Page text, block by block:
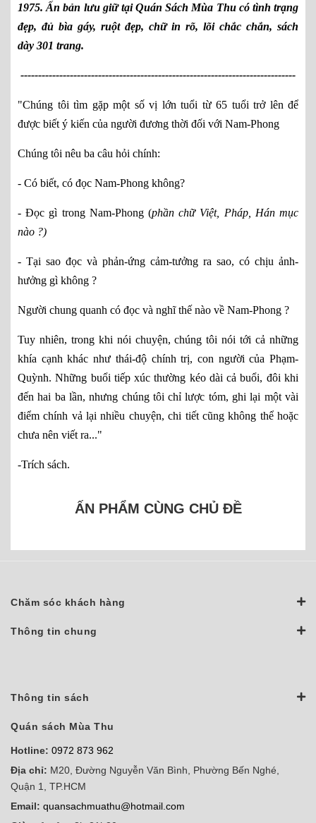
1975. Ấn bản lưu giữ tại Quán Sách Mùa Thu có tình trạng
đẹp, đủ bìa gáy, ruột đẹp, chữ in rõ, lõi chắc chắn, sách
dày 301 trang.
------------------------------------------------------------------------------
"Chúng tôi tìm gặp một số vị lớn tuổi từ 65 tuổi trở lên để
được biết ý kiến của người đương thời đối với Nam-Phong
Chúng tôi nêu ba câu hỏi chính:
- Có biết, có đọc Nam-Phong không?
- Đọc gì trong Nam-Phong (phần chữ Việt, Pháp, Hán mục
nào ?)
- Tại sao đọc và phản-ứng cảm-tưởng ra sao, có chịu ảnh-
hưởng gì không ?
Người chung quanh có đọc và nghĩ thế nào về Nam-Phong ?
Tuy nhiên, trong khi nói chuyện, chúng tôi nói tới cả những
khía cạnh khác như thái-độ chính trị, con người của Phạm-
Quỳnh. Những buổi tiếp xúc thường kéo dài cả buổi, đôi khi
đến hai ba lần, nhưng chúng tôi chỉ lược tóm, ghi lại một vài
điểm chính vả lại nhiều chuyện, chi tiết cũng không thể hoặc
chưa nên viết ra..."
-Trích sách.
ẤN PHẨM CÙNG CHỦ ĐỀ
Chăm sóc khách hàng
Thông tin chung
Thông tin sách
Quán sách Mùa Thu
Hotline: 0972 873 962
Địa chỉ: M20, Đường Nguyễn Văn Bình, Phường Bến Nghé,
Quận 1, TP.HCM
Email: quansachmuathu@hotmail.com